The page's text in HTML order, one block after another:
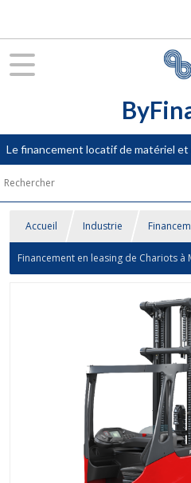
Le financement locatif de matériel
Accueil Industrie
Financement en leasing de Chariots à